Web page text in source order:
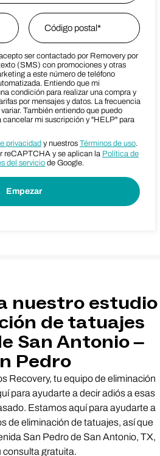
Zip Code
Zip Code
Terms
ser contactado por Removery por
(SMS) con promociones y otras
a este número de teléfono
Entiendo que mi
condición para realizar una compra y
por mensajes y datos. La frecuencia
También entiendo que puedo
cancelar mi suscripción y "HELP" para
privacidad y nuestros Términos de uso.
reCAPTCHA y se aplican la Política de
del servicio de Google.
nuestro estudio
de tatuajes
San Antonio –
Pedro
Recovery, tu equipo de eliminación
para ayudarte a decir adiós a esas
Estamos aquí para ayudarte a
de eliminación de tatuajes, así que
San Pedro de San Antonio, TX,
consulta gratuita.